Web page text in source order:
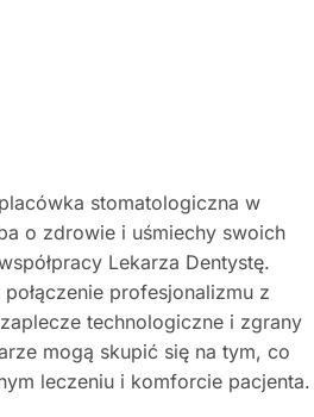
stomatologiczna w
o zdrowie i uśmiechy swoich
Lekarza Dentystę.
profesjonalizmu z
technologiczne i zgrany
mogą skupić się na tym, co
leczeniu i komforcie pacjenta.